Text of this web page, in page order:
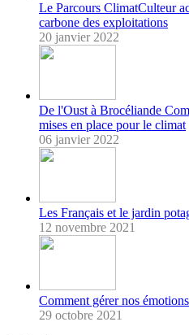
Le Parcours ClimatCulteur
carbone des exploitations
20 janvier 2022
De l'Oust à Brocéliande
mises en place pour le climat
06 janvier 2022
Les Français et le jardin
12 novembre 2021
Comment gérer nos
29 octobre 2021